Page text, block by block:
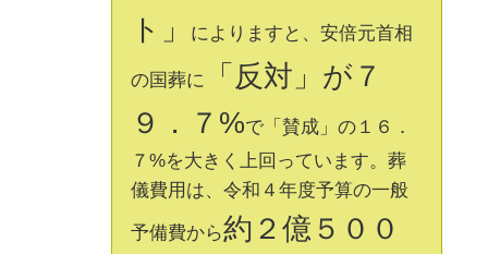
ト」
によりますと、安倍元首相
の国葬に
「反対」が７
９．７%で「賛成」の１６．
７%を大きく上回っています。葬
儀費用は、令和４年度予算の一般
予備費から約２億５００